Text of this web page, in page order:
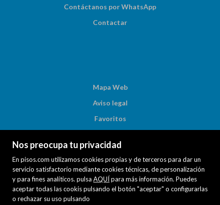
Nos preocupa tu privacidad
En pisos.com utilizamos cookies propias y de terceros para dar un
servicio satisfactorio mediante cookies técnicas, de personalización
y para fines analíticos. pulsa AQUÍ para más información. Puedes
aceptar todas las cookis pulsando el botón "aceptar" o configurarlas
o rechazar su uso pulsando
Contáctanos por WhatsApp
Contactar
Mapa Web
Aviso legal
Favoritos
Noticias
Política de cookies